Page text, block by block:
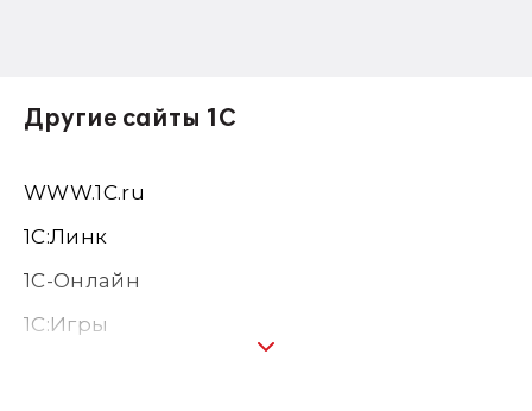
Другие сайты 1С
WWW.1С.ru
1С:Линк
1С-Онлайн
1C:Игры